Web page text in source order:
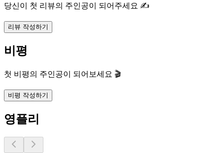
당신이 첫 리뷰의 주인공이 되어주세요 ✍️
리뷰 작성하기
비평
첫 비평의 주인공이 되어보세요 🎬
비평 작성하기
영플리